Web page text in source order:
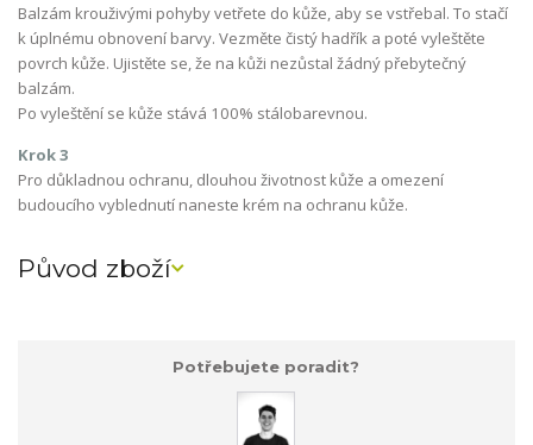
Balzám krouživými pohyby vetřete do kůže, aby se vstřebal. To stačí
k úplnému obnovení barvy. Vezměte čistý hadřík a poté vyleštěte
povrch kůže. Ujistěte se, že na kůži nezůstal žádný přebytečný
balzám.
Po vyleštění se kůže stává 100% stálobarevnou.
Krok 3
Pro důkladnou ochranu, dlouhou životnost kůže a omezení
budoucího vyblednutí naneste krém na ochranu kůže.
Původ zboží
Potřebujete poradit?